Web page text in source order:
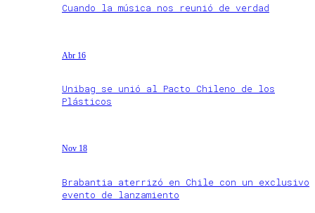
Cuando la música nos reunió de verdad
Abr 16
Unibag se unió al Pacto Chileno de los
Plásticos
Nov 18
Brabantia aterrizó en Chile con un exclusivo
evento de lanzamiento